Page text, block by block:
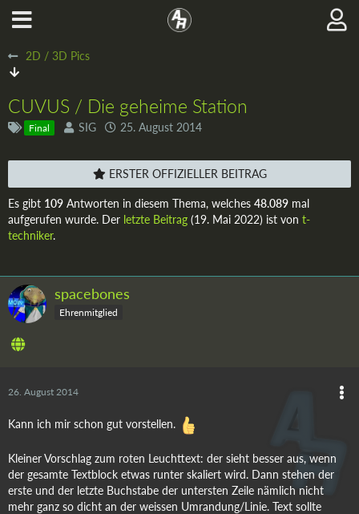
2D / 3D Pics
CUVUS / Die geheime Station
Final SIG 25. August 2014
ERSTER OFFIZIELLER BEITRAG
Es gibt 109 Antworten in diesem Thema, welches 48.089 mal
aufgerufen wurde. Der letzte Beitrag (19. Mai 2022) ist von t-
techniker.
spacebones
Ehrenmitglied
26. August 2014
Kann ich mir schon gut vorstellen.
Kleiner Vorschlag zum roten Leuchttext: der sieht besser aus, wenn
der gesamte Textblock etwas runter skaliert wird. Dann stehen der
erste und der letzte Buchstabe der untersten Zeile nämlich nicht
mehr ganz so dicht an der weissen Umrandung/Linie. Text sollte